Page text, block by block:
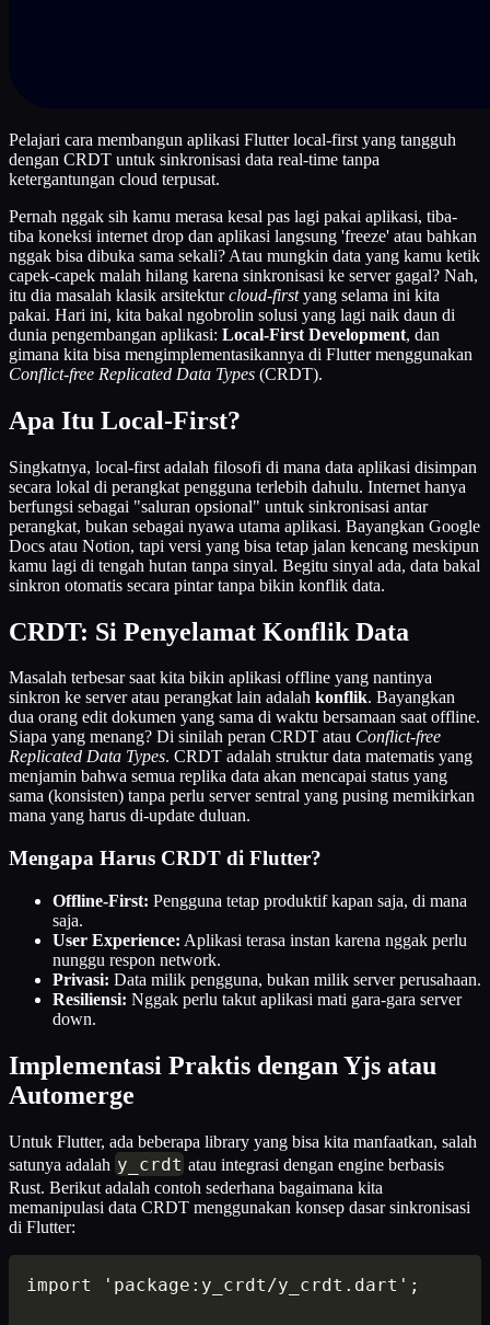
Pelajari cara membangun aplikasi Flutter local-first yang tangguh
dengan CRDT untuk sinkronisasi data real-time tanpa
ketergantungan cloud terpusat.
Pernah nggak sih kamu merasa kesal pas lagi pakai aplikasi, tiba-
tiba koneksi internet drop dan aplikasi langsung 'freeze' atau bahkan
nggak bisa dibuka sama sekali? Atau mungkin data yang kamu ketik
capek-capek malah hilang karena sinkronisasi ke server gagal? Nah,
itu dia masalah klasik arsitekturcloud-firstyang selama ini kita
pakai. Hari ini, kita bakal ngobrolin solusi yang lagi naik daun di
dunia pengembangan aplikasi: Local-First Development, dan
gimana kita bisa mengimplementasikannya di Flutter menggunakan
Conflict-free Replicated Data Types (CRDT).
Apa Itu Local-First?
Singkatnya, local-first adalah filosofi di mana data aplikasi disimpan
secara lokal di perangkat pengguna terlebih dahulu. Internet hanya
berfungsi sebagai "saluran opsional" untuk sinkronisasi antar
perangkat, bukan sebagai nyawa utama aplikasi. Bayangkan Google
Docs atau Notion, tapi versi yang bisa tetap jalan kencang meskipun
kamu lagi di tengah hutan tanpa sinyal. Begitu sinyal ada, data bakal
sinkron otomatis secara pintar tanpa bikin konflik data.
CRDT: Si Penyelamat Konflik Data
Masalah terbesar saat kita bikin aplikasi offline yang nantinya
sinkron ke server atau perangkat lain adalah konflik. Bayangkan
dua orang edit dokumen yang sama di waktu bersamaan saat offline.
Siapa yang menang? Di sinilah peran CRDT atau Conflict-free
Replicated Data Types. CRDT adalah struktur data matematis yang
menjamin bahwa semua replika data akan mencapai status yang
sama (konsisten) tanpa perlu server sentral yang pusing memikirkan
mana yang harus di-update duluan.
Mengapa Harus CRDT di Flutter?
Offline-First: Pengguna tetap produktif kapan saja, di mana
saja.
User Experience: Aplikasi terasa instan karena nggak perlu
nunggu respon network.
Privasi: Data milik pengguna, bukan milik server perusahaan.
Resiliensi: Nggak perlu takut aplikasi mati gara-gara server
down.
Implementasi Praktis dengan Yjs atau
Automerge
Untuk Flutter, ada beberapa library yang bisa kita manfaatkan, salah
satunya adalah y_crdt atau integrasi dengan engine berbasis
Rust. Berikut adalah contoh sederhana bagaimana kita
memanipulasi data CRDT menggunakan konsep dasar sinkronisasi
di Flutter:
import 'package:y_crdt/y_crdt.dart';